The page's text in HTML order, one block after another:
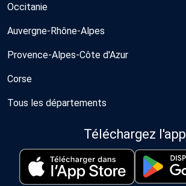
Occitanie
Auvergne-Rhône-Alpes
Provence-Alpes-Côte d'Azur
Corse
Tous les départements
Téléchargez l'app